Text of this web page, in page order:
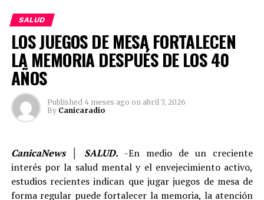
A los pocos meses noté que mi cuerpo empezaba a
llama “contractura capsular”, donde tu cuerpo forma
alrededor de cada implante una capa o especie de bolsa,
que aísla ese cuerpo extraño y que tu sistema
SALUD
LOS JUEGOS DE MESA FORTALECEN
LA MEMORIA DESPUÉS DE LOS 40
AÑOS
Published 4 meses ago on abril 7, 2026
By Canicaradio
CanicaNews │ SALUD. -En medio de un creciente
interés por la salud mental y el envejecimiento activo,
estudios recientes indican que jugar juegos de mesa de
forma regular puede fortalecer la memoria, la atención